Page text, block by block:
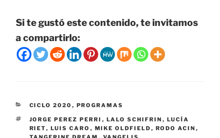
Si te gustó este contenido, te invitamos
a compartirlo:
CATEGORÍAS
CICLO 2020 , PROGRAMAS
ETIQUETAS
JORGE PEREZ PERRI , LALO SCHIFRIN , LUCÍA
RIET, LUIS CARO , MIKE OLDFIELD , RODO ACIN ,